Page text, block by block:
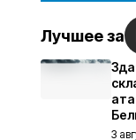
Лучшее за
3